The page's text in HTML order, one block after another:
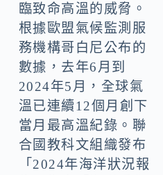
臨致命高溫的威脅。
根據歐盟氣候監測服
務機構哥白尼公布的
數據，去年6月到
2024年5月，全球氣
溫已連續12個月創下
當月最高溫紀錄。聯
合國教科文組織發布
「2024年海洋狀況報